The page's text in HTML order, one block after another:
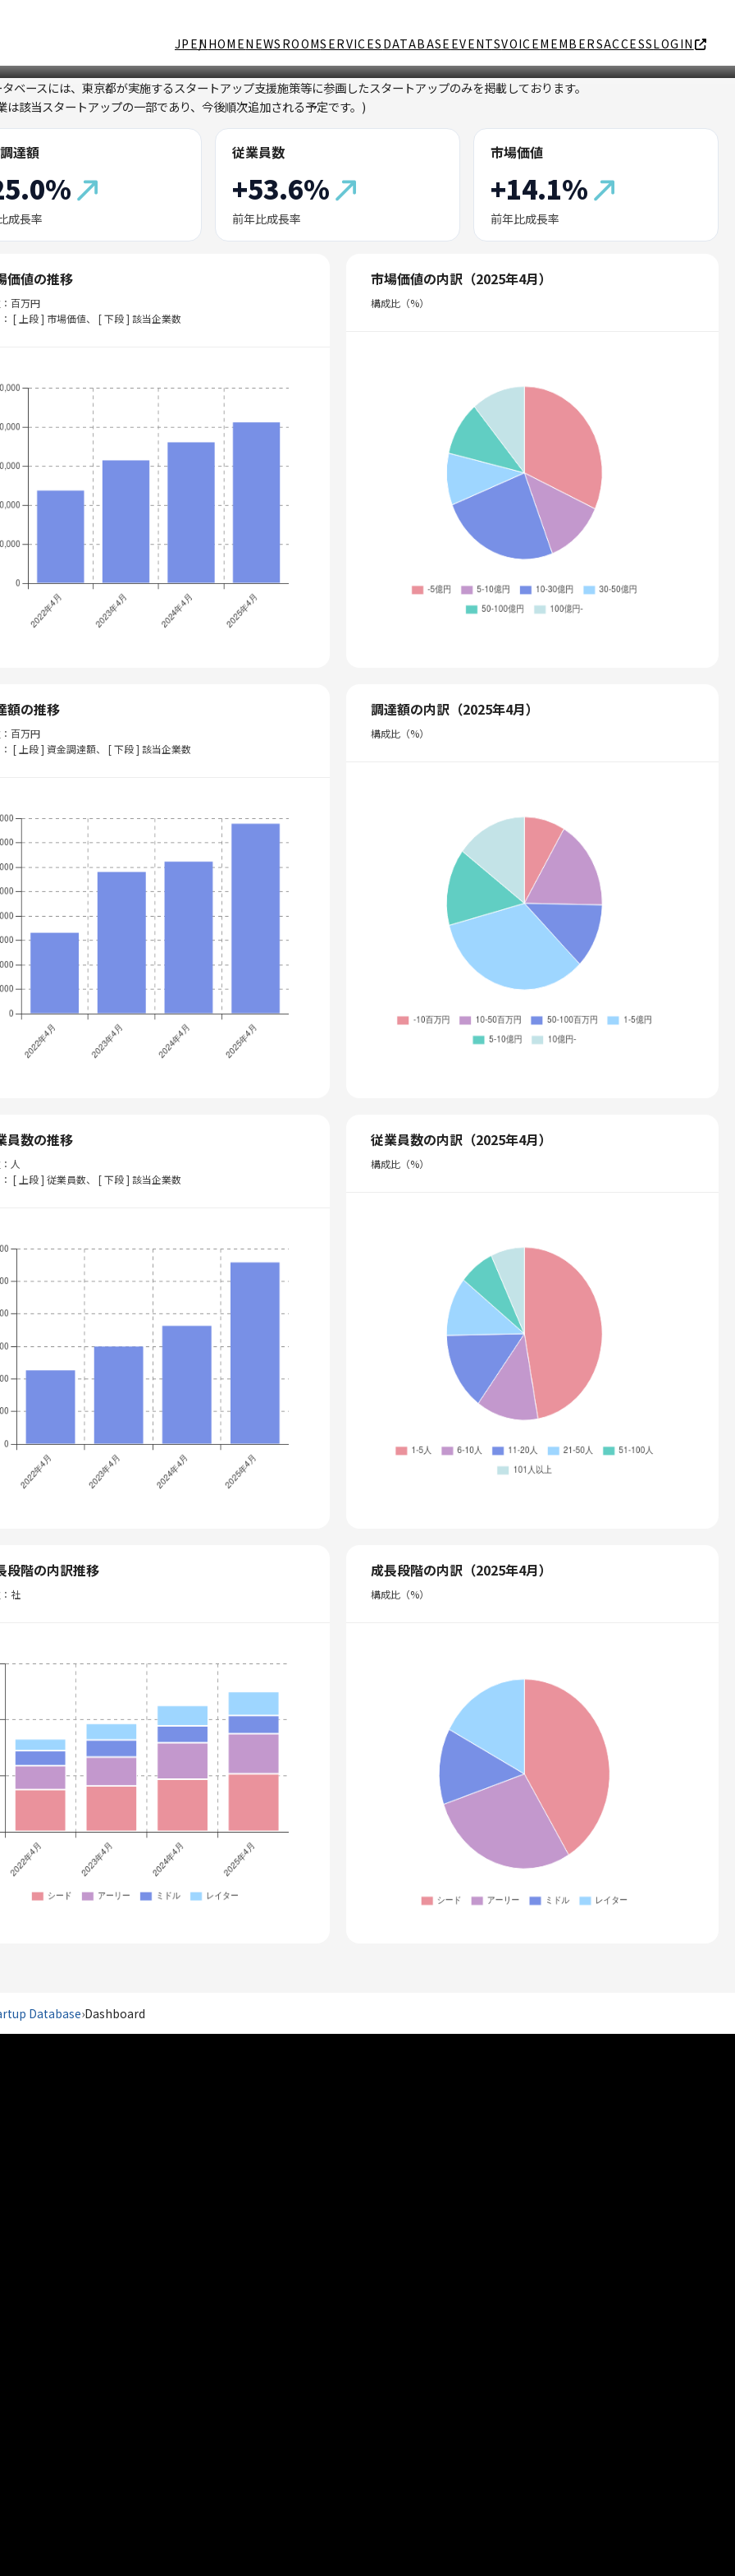
JP EN HOMENEWSROOMSERVICES DATABASE EVENTSVOICEMEMBERSACCESSLOGIN
ベースには、東京都が実施するスタートアップ支援施策等に参画したスタートアップのみを掲載しております。
は該当スタートアップの一部であり、今後順次追加される予定です。)
達額
成長率
従業員数
+53.6%
前年比成長率
市場価値
+14.1%
前年比成長率
価値の推移
百万円
[ 上段 ] 市場価値、 [ 下段 ] 該当企業数
市場価値の内訳（2025年4月）
構成比（%）
額の推移
百万円
[ 上段 ] 資金調達額、 [ 下段 ] 該当企業数
調達額の内訳（2025年4月）
構成比（%）
員数の推移
人
[ 上段 ] 従業員数、 [ 下段 ] 該当企業数
従業員数の内訳（2025年4月）
構成比（%）
段階の内訳推移
社
成長段階の内訳（2025年4月）
構成比（%）
Database›Dashboard